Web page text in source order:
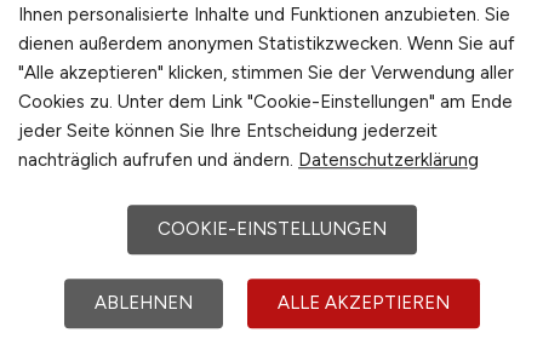
Datenanalyst / Data Scientist
(w/m/d)- Vorhersagen für Solar-
und Windstrom
energy & meteo systems GmbH
Oldenburg bei Bremen
Ihnen personalisierte Inhalte und Funktionen anzubieten. Sie
dienen außerdem anonymen Statistikzwecken. Wenn Sie auf
"Alle akzeptieren" klicken, stimmen Sie der Verwendung aller
Cookies zu. Unter dem Link "Cookie-Einstellungen" am Ende
jeder Seite können Sie Ihre Entscheidung jederzeit
nachträglich aufrufen und ändern. Datenschutzerklärung
COOKIE-EINSTELLUNGEN
ABLEHNEN ALLE AKZEPTIEREN